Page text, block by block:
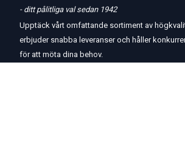
- ditt pålitliga val sedan 1942
Upptäck vårt omfattande sortiment av
erbjuder snabba leveranser och håller
för att möta dina behov.